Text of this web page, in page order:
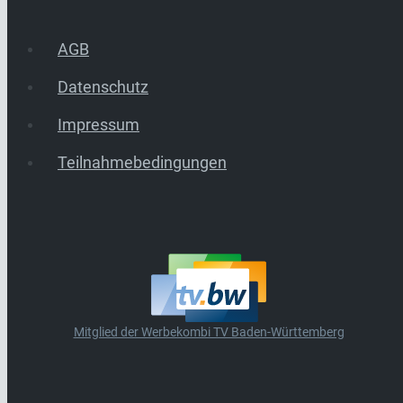
AGB
Datenschutz
Impressum
Teilnahmebedingungen
Mitglied der Werbekombi TV Baden-Württemberg